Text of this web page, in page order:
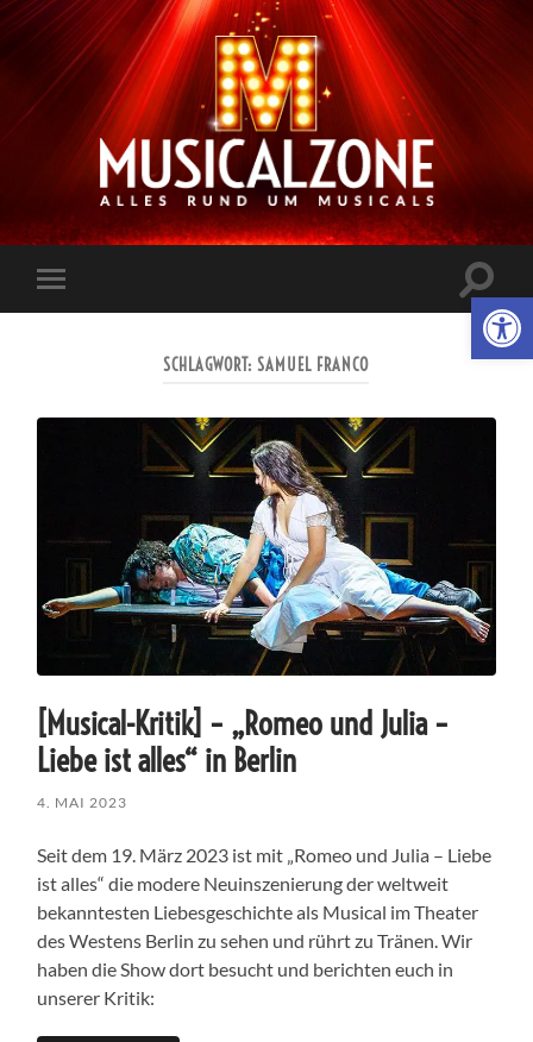
Musicalzone.de
Mobile-
Menü
ein-/
SCHLAGWORT: SAMUEL FRANCO
[Musical-Kritik] – „Romeo und Julia –
Liebe ist alles“ in Berlin
4. MAI 2023
Seit dem 19. März 2023 ist mit „Romeo und Julia – Liebe
ist alles“ die modere Neuinszenierung der weltweit
bekanntesten Liebesgeschichte als Musical im Theater
des Westens Berlin zu sehen und rührt zu Tränen. Wir
haben die Show dort besucht und berichten euch in
unserer Kritik: